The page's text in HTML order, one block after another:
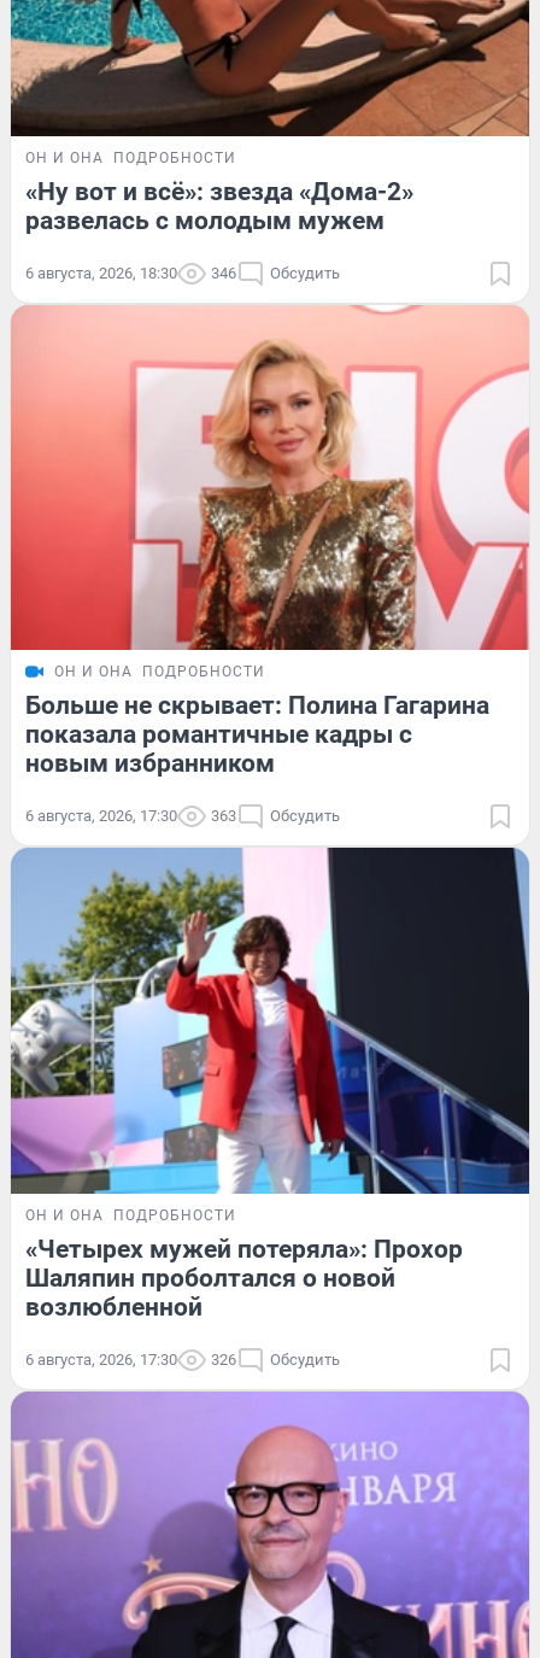
ОН И ОНА ПОДРОБНОСТИ
«Ну вот и всё»: звезда «Дома-2»
развелась с молодым мужем
6 августа, 2026, 18:30 346 Обсудить
ОН И ОНА ПОДРОБНОСТИ
Больше не скрывает: Полина Гагарина
показала романтичные кадры с
новым избранником
6 августа, 2026, 17:30 363 Обсудить
ОН И ОНА ПОДРОБНОСТИ
«Четырех мужей потеряла»: Прохор
Шаляпин проболтался о новой
возлюбленной
6 августа, 2026, 17:30 326 Обсудить